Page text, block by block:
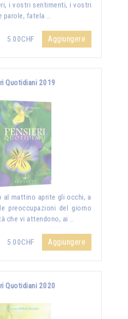
i vostri sentimenti, i vostri
parole, fatela …
5.00CHF Aggiungere
Quotidiani 2019
al mattino aprite gli occhi, a
preoccupazioni del giorno
che vi attendono, ai …
5.00CHF Aggiungere
Quotidiani 2020